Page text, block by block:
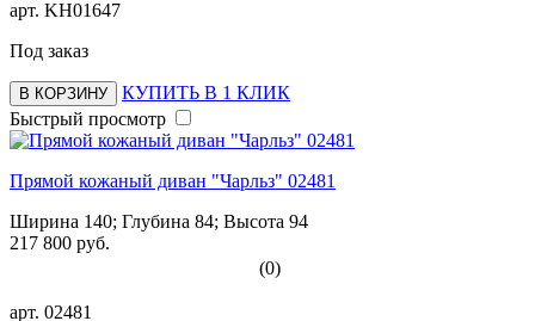
арт. KH01647
Под заказ
В КОРЗИНУ
КУПИТЬ В 1 КЛИК
Быстрый просмотр
Прямой кожаный диван "Чарльз" 02481
Ширина 140; Глубина 84; Высота 94
217 800 руб.
(0)
арт. 02481